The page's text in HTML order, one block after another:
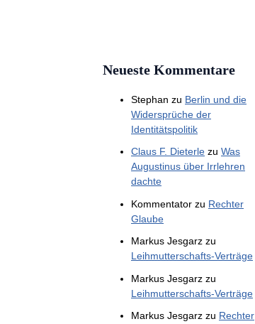
Neueste Kommentare
Stephan zu Berlin und die
Widersprüche der
Identitätspolitik
Claus F. Dieterle zu Was
Augustinus über Irrlehren
dachte
Kommentator zu Rechter
Glaube
Markus Jesgarz zu
Leihmutterschafts-Verträge
Markus Jesgarz zu
Leihmutterschafts-Verträge
Markus Jesgarz zu Rechter